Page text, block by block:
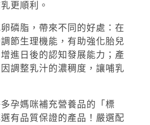
更順利。
磷脂，帶來不同的好處：在
節生理機能，有助強化胎兒
進日後的認知發展能力；產
調整乳汁的濃稠度，讓哺乳
孕媽咪補充營養品的「標
有品質保證的產品！嚴選配